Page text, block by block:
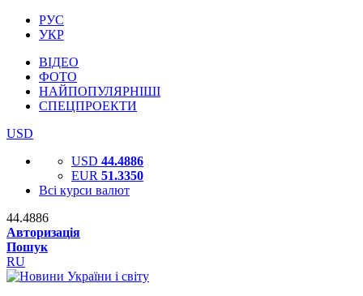
РУС
УКР
ВІДЕО
ФОТО
НАЙПОПУЛЯРНІШІ
СПЕЦПРОЕКТИ
USD
USD 44.4886
EUR 51.3350
Всі курси валют
44.4886
Авторизація
Пошук
RU